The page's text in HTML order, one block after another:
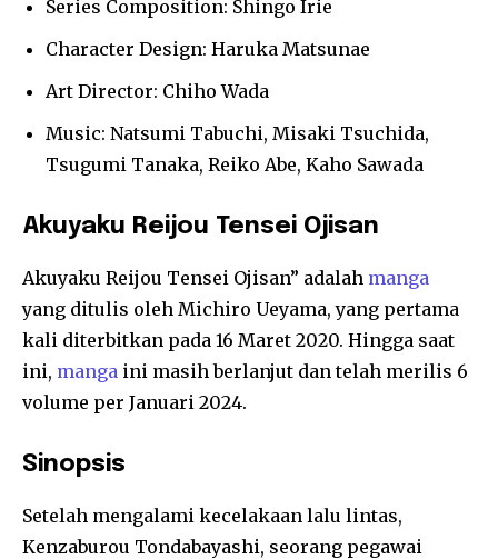
Series Composition: Shingo Irie
Character Design: Haruka Matsunae
Art Director: Chiho Wada
Music: Natsumi Tabuchi, Misaki Tsuchida,
Tsugumi Tanaka, Reiko Abe, Kaho Sawada
Akuyaku Reijou Tensei Ojisan
Akuyaku Reijou Tensei Ojisan” adalah manga
yang ditulis oleh Michiro Ueyama, yang pertama
kali diterbitkan pada 16 Maret 2020. Hingga saat
ini, manga ini masih berlanjut dan telah merilis 6
volume per Januari 2024.
Sinopsis
Setelah mengalami kecelakaan lalu lintas,
Kenzaburou Tondabayashi, seorang pegawai